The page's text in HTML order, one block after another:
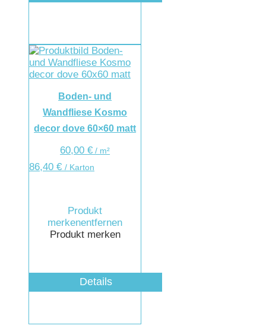
Boden- und
Wandfliese Kosmo
decor dove 60×60 matt
60,00€ / m²
86,40 € / Karton
Produkt
merkenentfernen
Produkt merken
Details